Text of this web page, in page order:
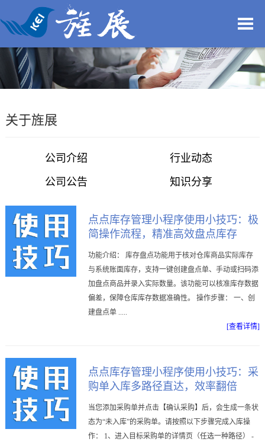
关于旌展
公司介绍
行业动态
公司公告
知识分享
点点库存管理小程序使用小技巧：极
简操作流程，精准高效盘点库存
功能介绍： 库存盘点功能用于核对仓库商品实际库存
与系统账面库存，支持一键创建盘点单、手动或扫码添
加盘点商品并录入实际数量。该功能可以核准库存数据
偏差，保障仓库库存数据准确性。 操作步骤： 一、创
建盘点单 .....
[查看详情]
点点库存管理小程序使用小技巧：采
购单入库多路径直达，效率翻倍
当您添加采购单并点击【确认采购】后，会生成一条状
态为“未入库”的采购单。请按照以下步骤完成入库操
作： 1、进入目标采购单的详情页（任选一种路径） -